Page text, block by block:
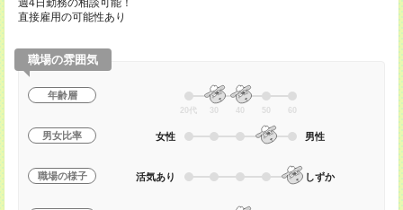
週4日勤務の相談可能！
直接雇用の可能性あり
職場の雰囲気
年齢層
20代 30 40 50 60
男女比率 女性 男性
職場の様子 活気あり しずか